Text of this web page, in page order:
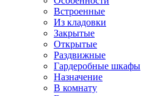
Встроенные
Из кладовки
Закрытые
Открытые
Раздвижные
Гардеробные шкафы
Назначение
В комнату